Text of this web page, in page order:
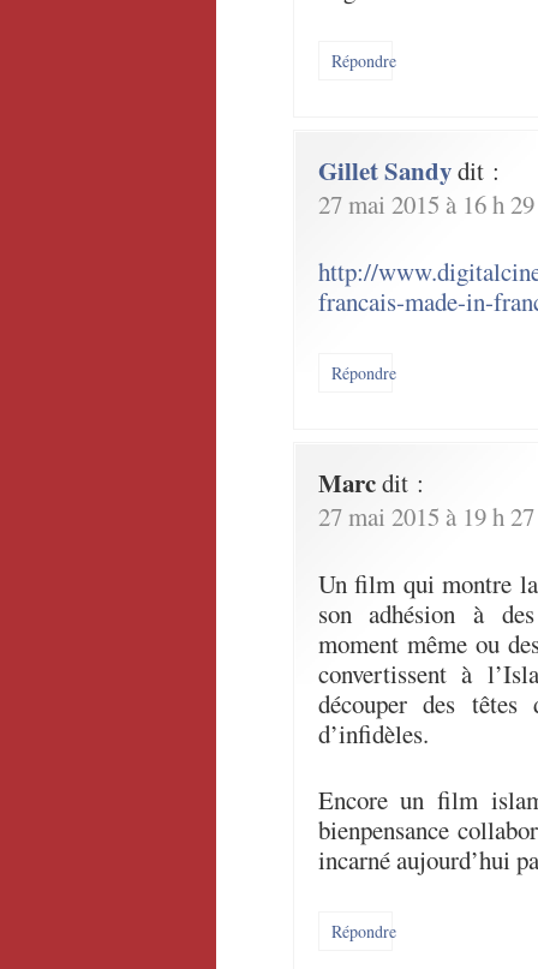
Répondre
Gillet Sandydit :
27 mai 2015 à 16 h
http://
francais-made-in-
Répondre
Marcdit :
27 mai 2015 à 19 h
Un film qui montre
son adhésion à
moment même ou
convertissent à
découper des têtes
d’infidèles.
Encore un film
bienpensance
incarné aujourd’hui
Répondre